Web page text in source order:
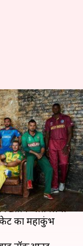
टीमों के
की? रेटिंग
में न्यूजीलैंड को
जीत लिया
का महाकुंभ